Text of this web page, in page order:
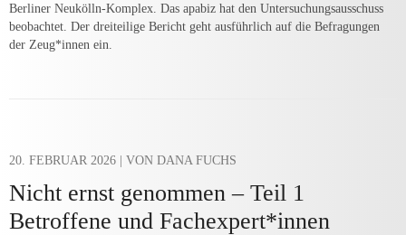
Berliner Neukölln-Komplex. Das apabiz hat den Untersuchungsausschuss
beobachtet. Der dreiteilige Bericht geht ausführlich auf die Befragungen
der Zeug*innen ein.
20. FEBRUAR 2026 | VON DANA FUCHS
Nicht ernst genommen – Teil 1
Betroffene und Fachexpert*innen